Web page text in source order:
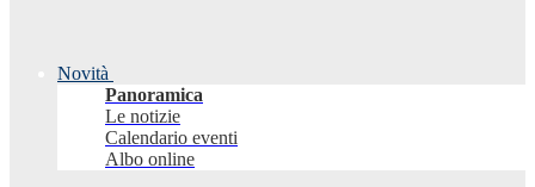
Novità
Panoramica
Le notizie
Calendario eventi
Albo online